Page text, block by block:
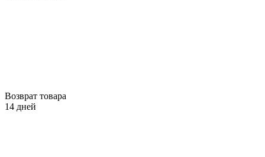
Возврат товара
14 дней